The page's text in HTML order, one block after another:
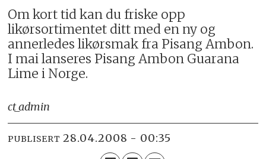
Om kort tid kan du friske opp
likørsortimentet ditt med en ny og
annerledes likørsmak fra Pisang Ambon.
I mai lanseres Pisang Ambon Guarana
Lime i Norge.
ct_admin
PUBLISERT 28.04.2008 - 00:35